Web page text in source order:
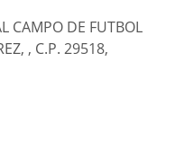
CAMPO DE FUTBOL
, C.P. 29518,